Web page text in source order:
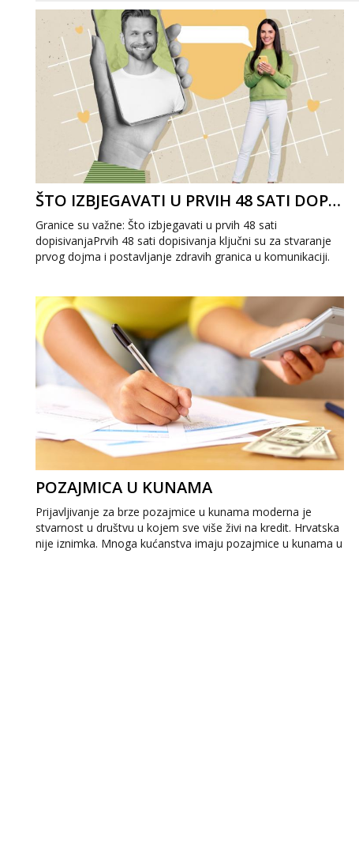
ŠTO IZBJEGAVATI U PRVIH 48 SATI DOPISIVANJA
Granice su važne: Što izbjegavati u prvih 48 sati
dopisivanjaPrvih 48 sati dopisivanja ključni su za stvaranje
prvog dojma i postavljanje zdravih granica u komunikaciji.
POZAJMICA U KUNAMA
Prijavljivanje za brze pozajmice u kunama moderna je
stvarnost u društvu u kojem sve više živi na kredit. Hrvatska
nije iznimka. Mnoga kućanstva imaju pozajmice u kunama u